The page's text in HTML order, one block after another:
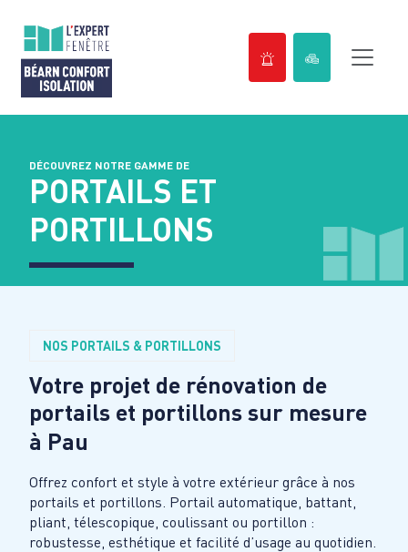
contenuDÉCOUVREZ NOTRE GAMME DE
PORTAILS ET
PORTILLONS
NOS PORTAILS & PORTILLONS
Votre projet de rénovation de
portails et portillons sur mesure
à Pau
Offrez confort et style à votre extérieur grâce à nos
portails et portillons. Portail automatique, battant,
pliant, télescopique, coulissant ou portillon :
robustesse, esthétique et facilité d’usage au quotidien.